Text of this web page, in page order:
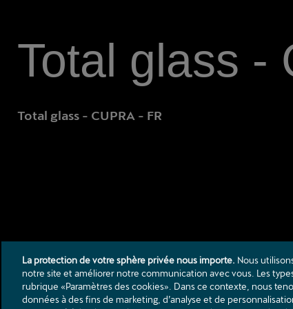
Total glass -
Total glass - CUPRA - FR
La protection de votre sphère privée nous importe. Nous
notre site et améliorer notre communication avec vous. Les
rubrique «Paramètres des cookies». Dans ce contexte, nous
données à des fins de marketing, d’analyse et de